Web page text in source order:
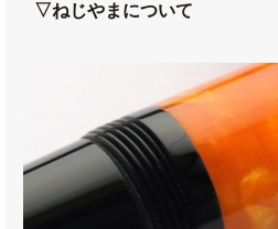
▽ねじやまについて